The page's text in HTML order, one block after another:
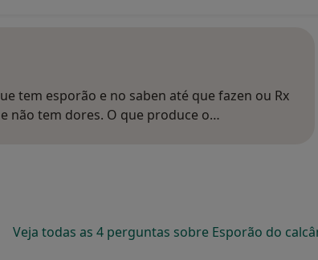
tem esporão e no saben até que fazen ou Rx
não tem dores. O que produce o…
Veja todas as 4 perguntas sobre Esporão do